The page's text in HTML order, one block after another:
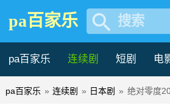
pa百家乐 搜索
pa百家乐 连续剧 短剧 电
记录片 综艺片
pa百家乐 » 连续剧 » 日本剧 » 绝对零度